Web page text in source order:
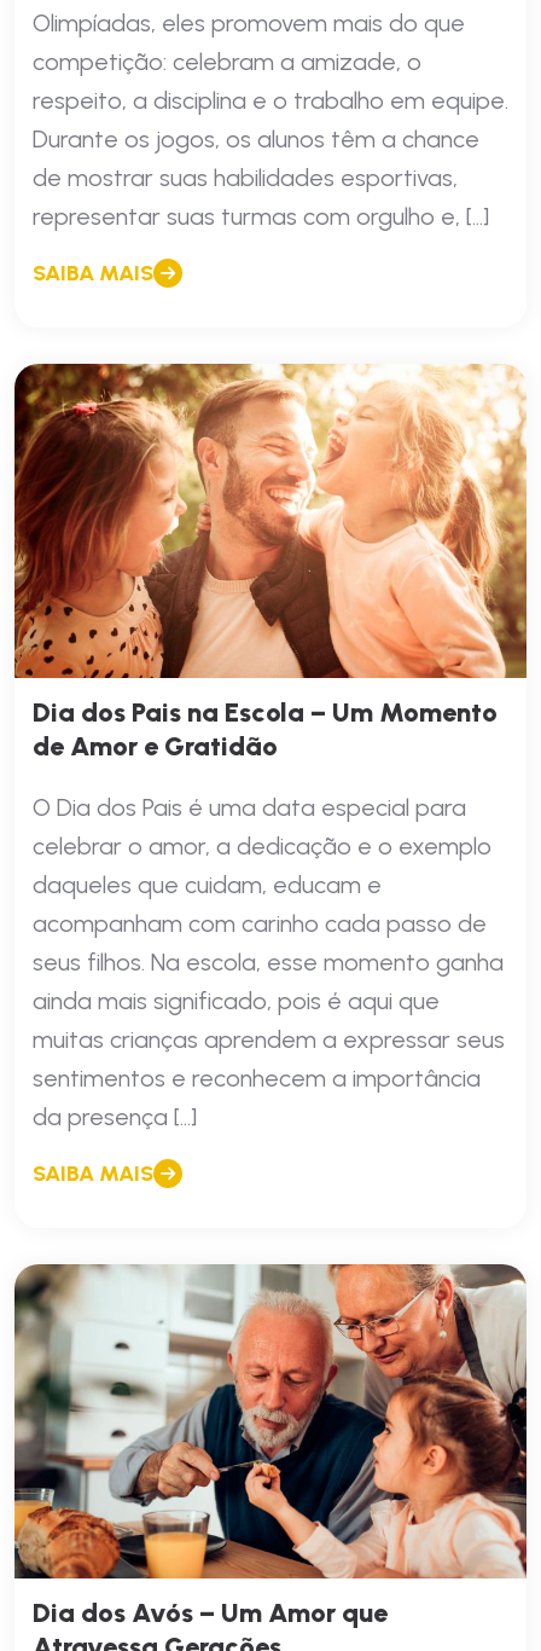
Olimpíadas, eles promovem mais do que
competição: celebram a amizade, o
respeito, a disciplina e o trabalho em equipe.
Durante os jogos, os alunos têm a chance
de mostrar suas habilidades esportivas,
representar suas turmas com orgulho e, […]
SAIBA MAIS
Dia dos Pais na Escola – Um Momento
de Amor e Gratidão
O Dia dos Pais é uma data especial para
celebrar o amor, a dedicação e o exemplo
daqueles que cuidam, educam e
acompanham com carinho cada passo de
seus filhos. Na escola, esse momento ganha
ainda mais significado, pois é aqui que
muitas crianças aprendem a expressar seus
sentimentos e reconhecem a importância
da presença […]
SAIBA MAIS
Dia dos Avós – Um Amor que